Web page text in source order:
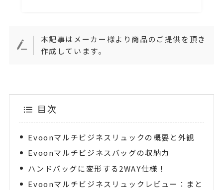
本記事はメーカー様より商品のご提供を頂き
作成しています。
目次
Evoonマルチビジネスリュックの概要と外観
Evoonマルチビジネスバッグの収納力
ハンドバッグに変形する2WAY仕様！
Evoonマルチビジネスリュックレビュー：まと